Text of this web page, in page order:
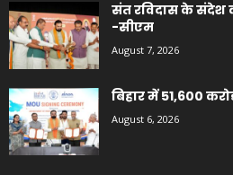
संत रविदास के संदेश
-सीएम
August 7, 2026
बिहार में 51,600
August 6, 2026